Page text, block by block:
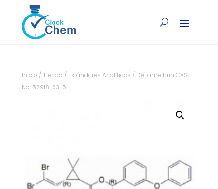
Inicio / Tienda / Estándares Analíticos / Deltamethrin CAS
No. 52918-63-5